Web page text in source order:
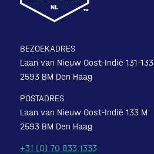
BEZOEKADRES
Laan van Nieuw Oost-Indië 131-133
2593 BM Den Haag
POSTADRES
Laan van Nieuw Oost-Indië 133 M
2593 BM Den Haag
+31 (0) 70 833 1333